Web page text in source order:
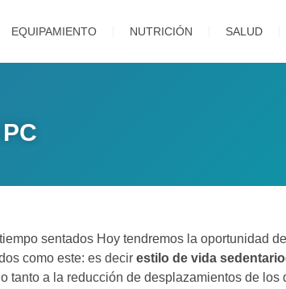
EQUIPAMIENTO NUTRICIÓN SALUD
sentados Hoy tendremos la oportunidad
como este: es decir estilo de vida sedentario
tanto a la reducción de desplazamientos de los